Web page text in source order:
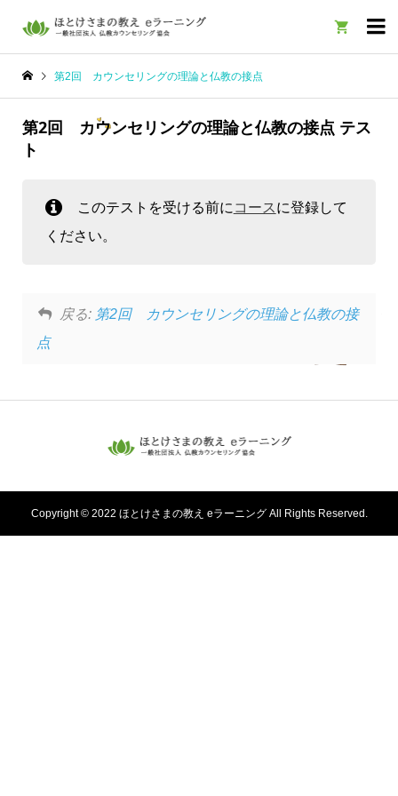

第2回 カウンセリングの理論と仏教の接点
第2回 カウンセリングの理論と仏教の接点 テス
ト
このテストを受ける前に コース に登録して
ください。
戻る: 第2回 カウンセリングの理論と仏教の接
点
Copyright © 2022 ほとけさまの教え eラーニング All Rights Reserved.